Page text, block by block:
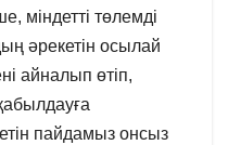
міндетті төлемді
әрекетін осылай
айналып өтіп,
пайдамыз онсыз